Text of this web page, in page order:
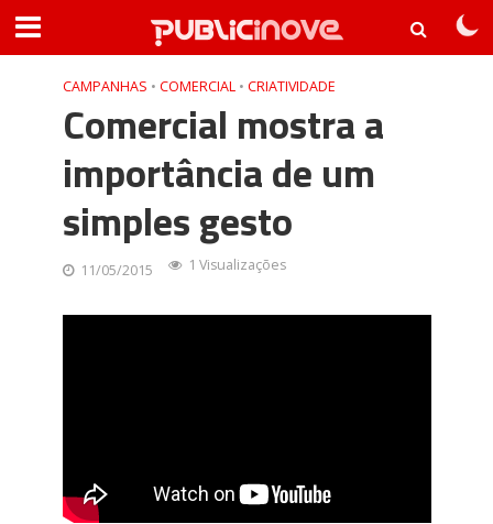
CAMPANHAS • COMERCIAL • CRIATIVIDADE
Comercial mostra a
importância de um
simples gesto
11/05/2015 1 Visualizações